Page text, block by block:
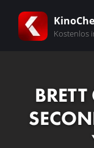
Kostenlos